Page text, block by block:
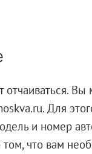
Вы
Для
и номер
что вам